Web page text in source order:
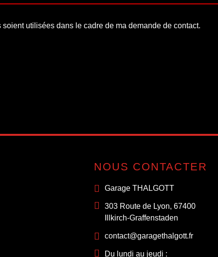
utilisées dans le cadre de ma demande de contact.
NOUS CONTACTER
Garage THALGOTT
303 Route de Lyon, 67400
Illkirch-Graffenstaden
contact@garagethalgott.fr
Du lundi au jeudi :